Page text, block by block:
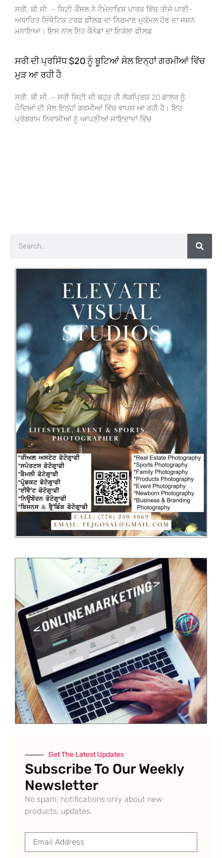
ਸਰੀ, ਬੀ.ਸੀ. – ਸਿਟੀ ਕੌਂਸਲ ਨੇ ਟੈਮੇਨਾਵਿਸ ਪਾਰਕ ਵਿੱਚ ਤੀਜੇ ਪਾਣੀ-
ਅਧਾਰਿਤ ਸਿੰਥੈਟਿਕ ਟਰਫ਼ ਫੀਲਡ ਦਾ ਨਿਰਮਾਣ ਮੁਕੰਮਲ ਹੋਣ ਦਾ ਜਸ਼ਨ
ਮਨਾਇਆ। ਇਸ ਨਾਲ ਇਹ ਕੈਨੇਡਾ ਦਾ ਇਕੱਲਾ ਫੀਲਡ
ਸਰੀ ਦੀ ਪ੍ਰਸਿੱਧ $20 ਨੂੰ ਬੂਟਿਆਂ ਸੇਲ ਇਨ੍ਹਾਂ ਗਰਮੀਆਂ ਵਿੱਚ
ਮੁੜ ਆ ਰਹੀ ਹੈ
ਸਰੀ, ਬੀ.ਸੀ. – ਸਰੀ ਸਿਟੀ ਦੀ ਬਹੁਤ ਹੀ ਲੋਕਪ੍ਰਿਯ 20 ਡਾਲਰ ਨੂੰ
ਪੌਦਿਆਂ ਦੀ ਸੇਲ ਇਨ੍ਹਾਂ ਗਰਮੀਆਂ ਵਿੱਚ ਵਾਪਸ ਆ ਰਹੀ ਹੈ। ਇਹ
ਪ੍ਰੋਗਰਾਮ ਨਿਵਾਸੀਆਂ ਨੂੰ ਆਪਣੀਆਂ ਜਾਇਦਾਦਾਂ ਵਿੱਚ
Get The Latest Updates
Subscribe To Our Weekly
Newsletter
No spam, notifications only about new
products, updates.